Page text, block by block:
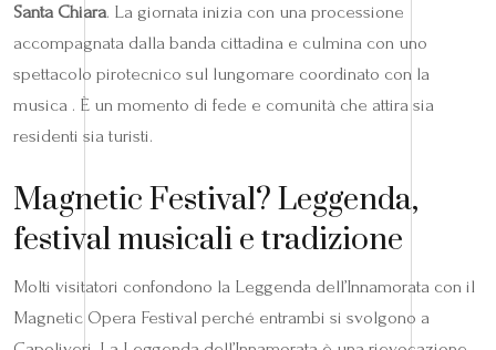
Santa Chiara. La giornata inizia con una processione
accompagnata dalla banda cittadina e culmina con uno
spettacolo pirotecnico sul lungomare coordinato con la
musica . È un momento di fede e comunità che attira sia
residenti sia turisti.
Magnetic Festival? Leggenda,
festival musicali e tradizione
Molti visitatori confondono la Leggenda dell’Innamorata con il
Magnetic Opera Festival perché entrambi si svolgono a